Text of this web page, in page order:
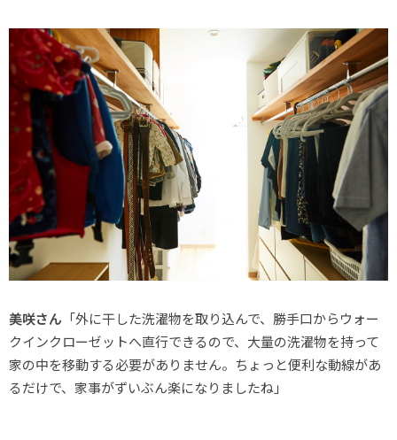
美咲さん 「外に干した洗濯物を取り込んで、勝手口からウォー
クインクローゼットへ直行できるので、大量の洗濯物を持って
家の中を移動する必要がありません。ちょっと便利な動線があ
るだけで、家事がずいぶん楽になりましたね」